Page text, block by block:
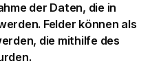
der Daten, die in
Felder können als
die mithilfe des